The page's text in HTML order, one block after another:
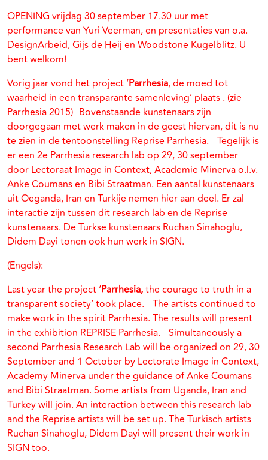
OPENING vrijdag 30 september 17.30 uur met
performance van Yuri Veerman, en presentaties van o.a.
DesignArbeid, Gijs de Heij en Woodstone Kugelblitz. U
bent welkom!
Vorig jaar vond het project ‘Parrhesia, de moed tot
waarheid in een transparante samenleving’ plaats . (zie
Parrhesia 2015) Bovenstaande kunstenaars zijn
doorgegaan met werk maken in de geest hiervan, dit is nu
te zien in de tentoonstelling Reprise Parrhesia. Tegelijk is
er een 2e Parrhesia research lab op 29, 30 september
door Lectoraat Image in Context, Academie Minerva o.l.v.
Anke Coumans en Bibi Straatman. Een aantal kunstenaars
uit Oeganda, Iran en Turkije nemen hier aan deel. Er zal
interactie zijn tussen dit research lab en de Reprise
kunstenaars. De Turkse kunstenaars Ruchan Sinahoglu,
Didem Dayi tonen ook hun werk in SIGN.
(Engels):
Last year the project ‘Parrhesia,the courage to truth in a
transparent society’ took place. The artists continued to
make work in the spirit Parrhesia. The results will present
in the exhibition REPRISE Parrhesia. Simultaneously a
second Parrhesia Research Lab will be organized on 29, 30
September and 1 October by Lectorate Image in Context,
Academy Minerva under the guidance of Anke Coumans
and Bibi Straatman. Some artists from Uganda, Iran and
Turkey will join. An interaction between this research lab
and the Reprise artists will be set up. The Turkisch artists
Ruchan Sinahoglu, Didem Dayi will present their work in
SIGN too.